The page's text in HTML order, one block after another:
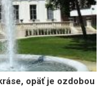
opäť je ozdobou